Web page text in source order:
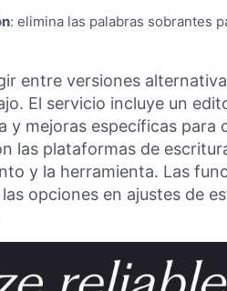
: elimina las palabras sobrantes
entre versiones
El servicio incluye un
y mejoras específicas para
las plataformas de
y la herramienta. Las
opciones en ajustes de